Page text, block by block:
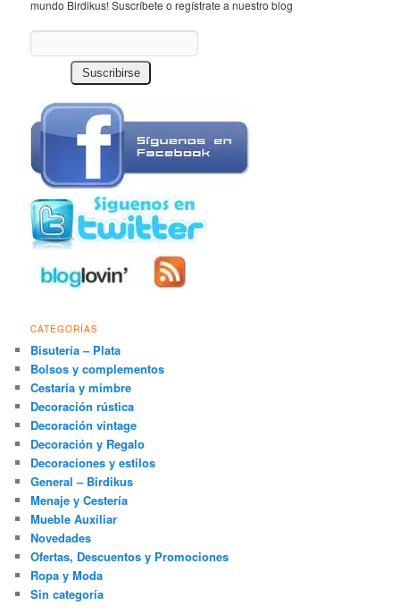
mundo Birdikus! Suscríbete o regístrate a nuestro blog
CATEGORÍAS
Bisutería – Plata
Bolsos y complementos
Cestaría y mimbre
Decoración rústica
Decoración vintage
Decoración y Regalo
Decoraciones y estilos
General – Birdikus
Menaje y Cestería
Mueble Auxiliar
Novedades
Ofertas, Descuentos y Promociones
Ropa y Moda
Sin categoría